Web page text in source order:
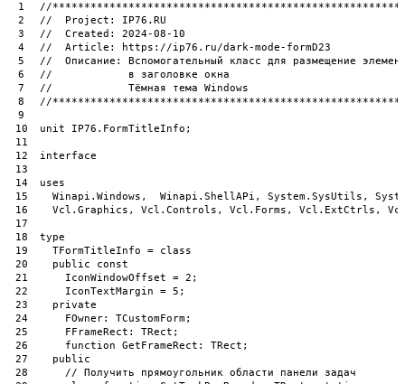
1
2
3
4
5
6
7
8
9
10
11
12
13
14
15
16
17
18
19
20
21
22
23
24
25
26
27
28
//
//  Project: IP76.RU
//  Created: 2024-08-10
//  Article: https://ip76.ru/dark-mode-formD23
//  Описание: Вспомогательный класс для размещение
//            в заголовке окна
//            Тёмная тема Windows
//
unit IP76 . FormTitleInfo ;
interface
uses
Winapi . Windows , Winapi . ShellAPi , System. SysUtils ,
Vcl . Graphics , Vcl . Controls , Vcl . Forms , Vcl . ExtCtrls ,
type
TFormTitleInfo
=
class
public
const
IconWindowOffset
= 2 ;
IconTextMargin
= 5 ;
private
FOwner: TCustomForm;
FFrameRect : TRect ;
function
GetFrameRect : TRect ;
public
// Получить прямоугольник области панели задач